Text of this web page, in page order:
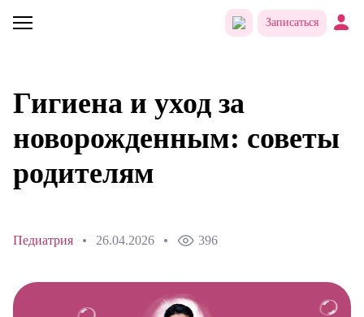
Записаться
Гигиена и уход за
новорожденным: советы
родителям
Педиатрия 26.04.2026 396